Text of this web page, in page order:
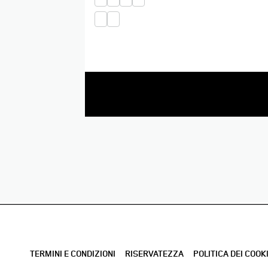
TERMINI E CONDIZIONI RISERVATEZZA POLITICA DEI